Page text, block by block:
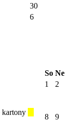
30
6
So Ne
1 2
kartony
8 9